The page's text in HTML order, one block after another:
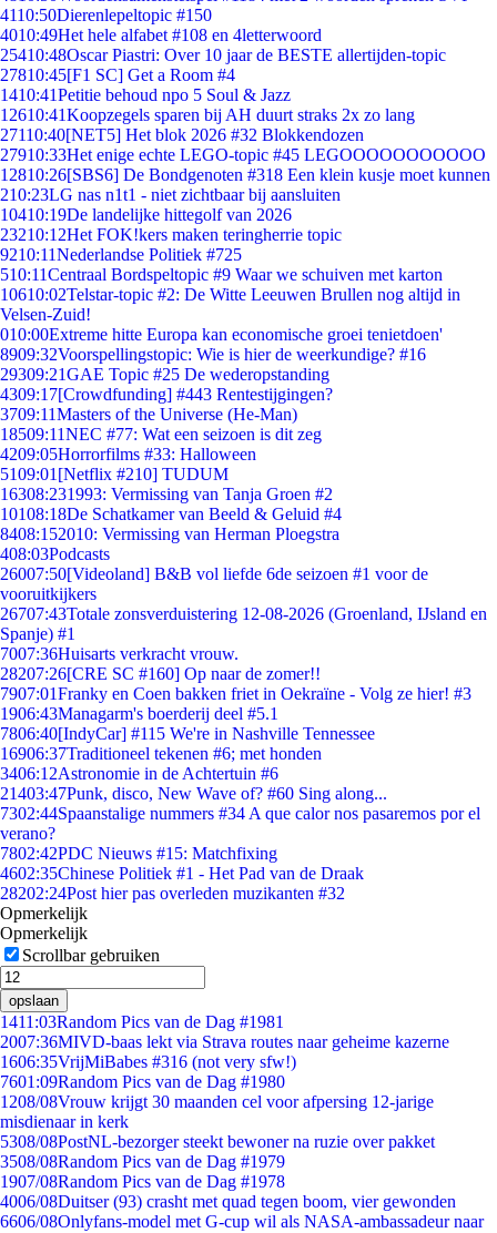
4110:50Dierenlepeltopic #150
4010:49Het hele alfabet #108 en 4letterwoord
25410:48Oscar Piastri: Over 10 jaar de BESTE allertijden-topic
27810:45[F1 SC] Get a Room #4
1410:41Petitie behoud npo 5 Soul & Jazz
12610:41Koopzegels sparen bij AH duurt straks 2x zo lang
27110:40[NET5] Het blok 2026 #32 Blokkendozen
27910:33Het enige echte LEGO-topic #45 LEGOOOOOOOOOOO
12810:26[SBS6] De Bondgenoten #318 Een klein kusje moet kunnen
210:23LG nas n1t1 - niet zichtbaar bij aansluiten
10410:19De landelijke hittegolf van 2026
23210:12Het FOK!kers maken teringherrie topic
9210:11Nederlandse Politiek #725
510:11Centraal Bordspeltopic #9 Waar we schuiven met karton
10610:02Telstar-topic #2: De Witte Leeuwen Brullen nog altijd in
Velsen-Zuid!
010:00Extreme hitte Europa kan economische groei tenietdoen'
8909:32Voorspellingstopic: Wie is hier de weerkundige? #16
29309:21GAE Topic #25 De wederopstanding
4309:17[Crowdfunding] #443 Rentestijgingen?
3709:11Masters of the Universe (He-Man)
18509:11NEC #77: Wat een seizoen is dit zeg
4209:05Horrorfilms #33: Halloween
5109:01 [Netflix #210] TUDUM
16308:231993: Vermissing van Tanja Groen #2
10108:18De Schatkamer van Beeld & Geluid #4
8408:152010: Vermissing van Herman Ploegstra
408:03Podcasts
26007:50[Videoland] B&B vol liefde 6de seizoen #1 voor de
vooruitkijkers
26707:43Totale zonsverduistering 12-08-2026 (Groenland, IJsland en
Spanje) #1
7007:36Huisarts verkracht vrouw.
28207:26[CRE SC #160] Op naar de zomer!!
7907:01Franky en Coen bakken friet in Oekraïne - Volg ze hier! #3
1906:43Managarm's boerderij deel #5.1
7806:40[IndyCar] #115 We're in Nashville Tennessee
16906:37Traditioneel tekenen #6; met honden
3406:12Astronomie in de Achtertuin #6
21403:47Punk, disco, New Wave of? #60 Sing along...
7302:44Spaanstalige nummers #34 A que calor nos pasaremos por el
verano?
7802:42PDC Nieuws #15: Matchfixing
4602:35Chinese Politiek #1 - Het Pad van de Draak
28202:24Post hier pas overleden muzikanten #32
Opmerkelijk
Opmerkelijk
Scrollbar gebruiken
opslaan
1411:03Random Pics van de Dag #1981
2007:36MIVD-baas lekt via Strava routes naar geheime kazerne
1606:35VrijMiBabes #316 (not very sfw!)
7601:09Random Pics van de Dag #1980
1208/08Vrouw krijgt 30 maanden cel voor afpersing 12-jarige
misdienaar in kerk
5308/08PostNL-bezorger steekt bewoner na ruzie over pakket
3508/08Random Pics van de Dag #1979
1907/08Random Pics van de Dag #1978
4006/08Duitser (93) crasht met quad tegen boom, vier gewonden
6606/08Onlyfans-model met G-cup wil als NASA-ambassadeur naar